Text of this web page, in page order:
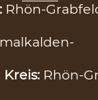
Rhön-
Kreis: Rhön-